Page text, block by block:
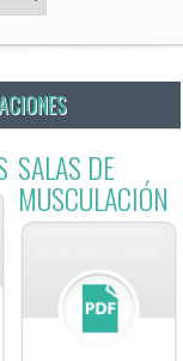
SALAS DE
MUSCULACIÓN